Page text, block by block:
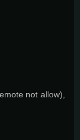
not allow),